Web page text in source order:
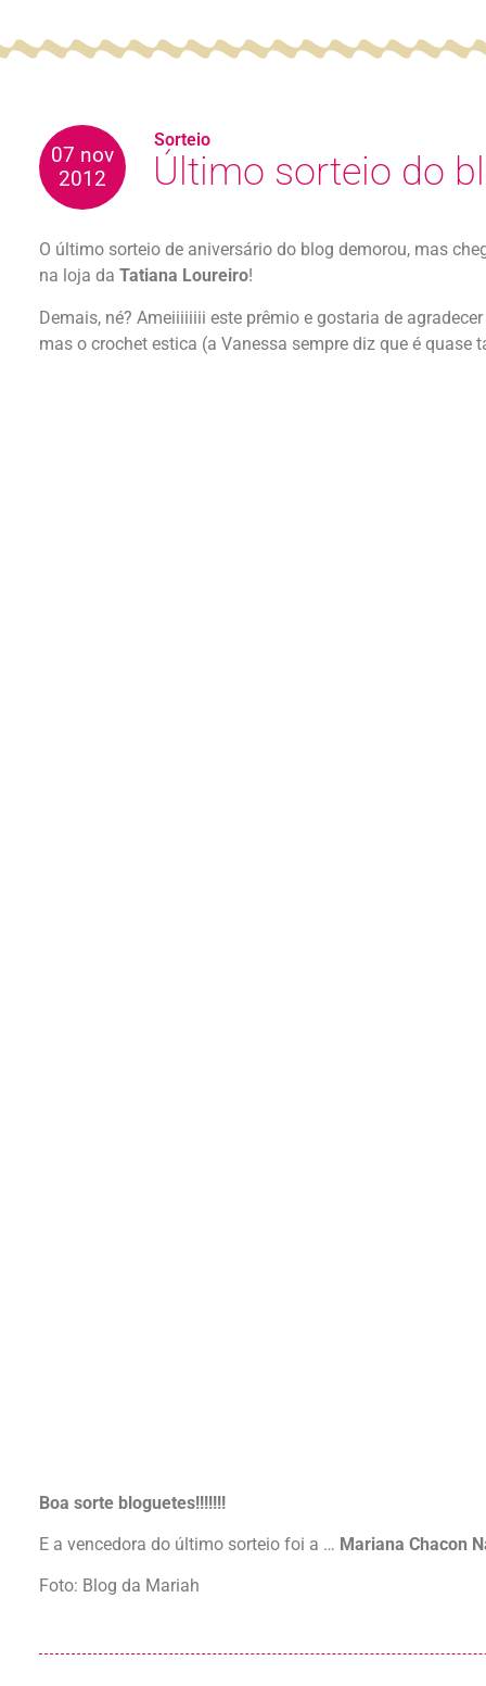
07 nov
2012
Sorteio
Último sorteio do
O último sorteio de aniversário do blog demorou, mas
na loja da Tatiana Loureiro!
Demais, né? Ameiiiiiiii este prêmio e gostaria de
mas o crochet estica (a Vanessa sempre diz que é
Boa sorte bloguetes!!!!!!!
E a vencedora do último sorteio foi a … Mariana Chacon
Foto: Blog da Mariah